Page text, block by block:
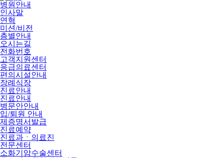
병원안내
인사말
연혁
미션/비전
층별안내
오시는길
전화번호
고객지원센터
응급의료센터
편의시설안내
장례식장
진료안내
진료안내
병문안안내
입/퇴원 안내
제증명서발급
진료예약
진료과ㆍ의료진
전문센터
소화기암수술센터